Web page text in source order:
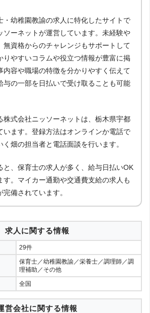
・幼稚園教諭の求人に特化したサイトで
ソーネットが運営しています。未経験や
無資格からのチャレンジもサポートして
りやすいコラムや役立つ情報が豊富に掲
内容や職場の特徴を分かりやすく伝えて
与の一部を日払いで受け取ることも可能
株式会社ニッソーネットは、栃木県宇都
います。登録方法はオンラインか電話で
畑の担当者と電話面談を行います。
と、保育士の求人が多く、給与日払いOK
す。マイカー通勤や交通費支給の求人も
備されています。
求人に関する情報
29件
保育士／幼稚園教諭／栄養士／調理師／調
理補助／その他
全国
営会社に関する情報